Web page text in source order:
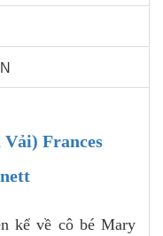
Frances
kể về cô bé Mary